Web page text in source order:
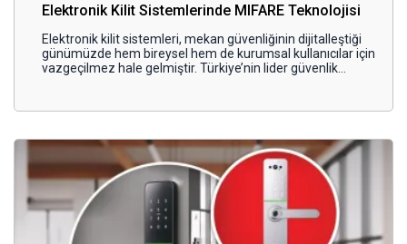
Elektronik Kilit Sistemlerinde MIFARE Teknolojisi
Elektronik kilit sistemleri, mekan güvenliğinin dijitalleştiği
günümüzde hem bireysel hem de kurumsal kullanıcılar için
vazgeçilmez hale gelmiştir. Türkiye’nin lider güvenlik
dünya standartlarında kabul görenMIFARE teknolojisini